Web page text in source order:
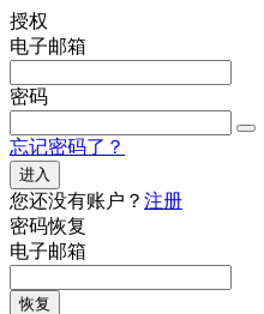
授权
电子邮箱
密码
忘记密码了？
进入
您还没有账户？ 注册
密码恢复
电子邮箱
恢复